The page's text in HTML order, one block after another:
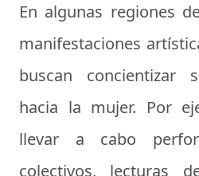
En algunas regiones
manifestaciones
buscan concientizar
hacia la mujer. Por
llevar a cabo
colectivos, lecturas